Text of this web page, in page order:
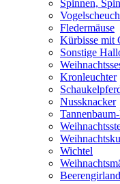
Spinnen,
Fledermäuse
Kürbisse mit
Sonstige
Kronleuchter
Nussknacker
Wichtel